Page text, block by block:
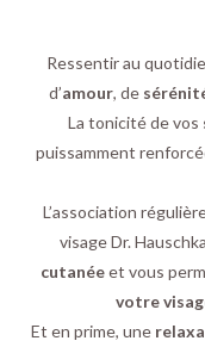
Ressentir au
d’amour, de
La tonicité de vos
puissamment
L’association
visage Dr.
cutanéeet vous
votre
Et en prime, une